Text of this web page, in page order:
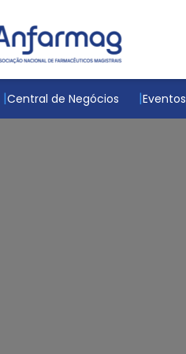
Central de Negócios Eventos